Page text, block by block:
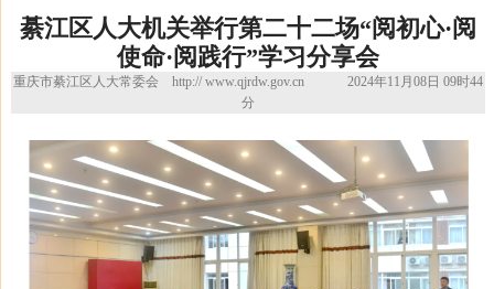
綦江区人大机关举行第二十二场“阅初心·阅
使命·阅践行”学习分享会
重庆市綦江区人大常委会 http:// www.qjrdw.gov.cn
2024年11月08日 09时44
分